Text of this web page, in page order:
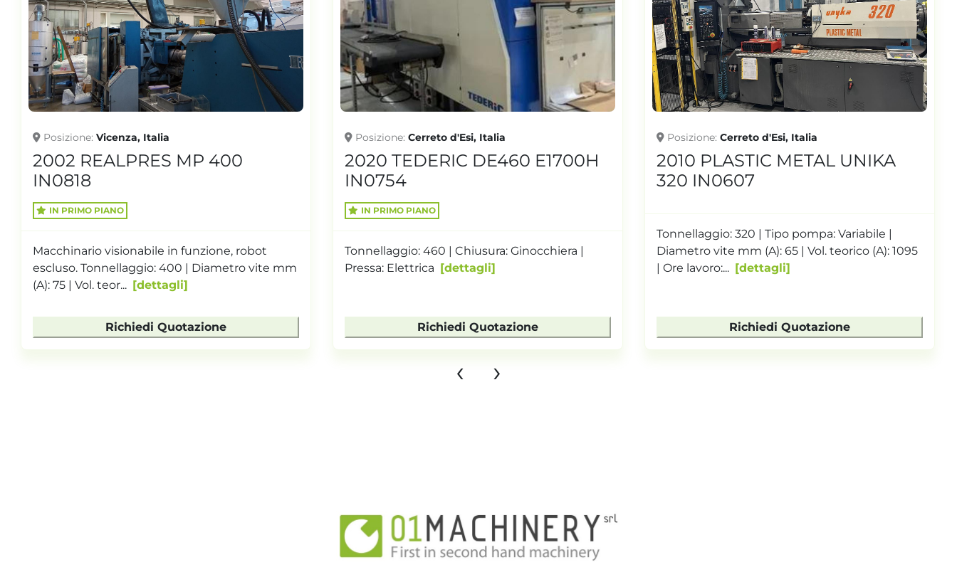
Posizione Vicenza, Italia
2002 REALPRES MP 400
IN0818
IN PRIMO PIANO
Macchinario visionabile in funzione, robot
escluso. Tonnellaggio: 400 | Diametro vite mm
(A): 75 | Vol. teor...
dettagli
Richiedi Quotazione
Posizione Cerreto d'Esi, Italia
2020 TEDERIC DE460 E1700H
IN0754
IN PRIMO PIANO
Tonnellaggio: 460 | Chiusura: Ginocchiera |
Pressa: Elettrica
dettagli
Richiedi Quotazione
Posizione Cerreto d'Esi, Italia
2010 PLASTIC METAL UNIKA
320 IN0607
Tonnellaggio: 320 | Tipo pompa: Variabile |
Diametro vite mm (A): 65 | Vol. teorico (A): 1095
| Ore lavoro:...
dettagli
Richiedi Quotazione
‹ ›